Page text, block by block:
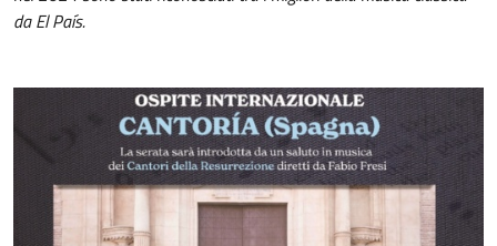
da El País.